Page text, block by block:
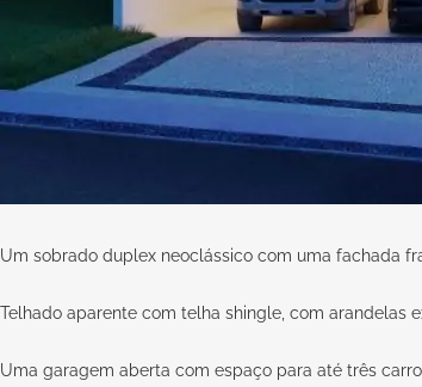
Um sobrado duplex neoclássico com uma fachada
Telhado aparente com telha shingle, com arandelas
Uma garagem aberta com espaço para até três